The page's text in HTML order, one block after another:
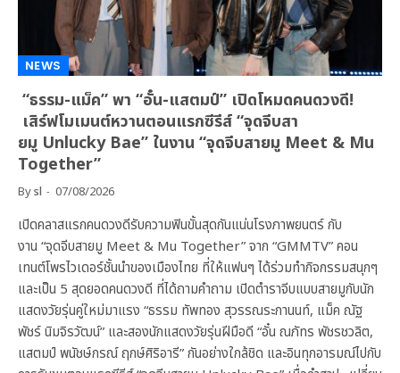
NEWS
“ธรรม-แม็ค” พา “อั๋น-แสตมป์” เปิดโหมดคนดวงดี!
เสิร์ฟโมเมนต์หวานตอนแรกซีรีส์ “จุดจีบสา
ยมู Unlucky Bae” ในงาน “จุดจีบสายมู Meet & Mu
Together”
Bysl 07/08/2026
เปิดคลาสแรกคนดวงดีรับความฟินขั้นสุดกันแน่นโรงภาพยนตร์ กับ
งาน “จุดจีบสายมู Meet & Mu Together” จาก “GMMTV” คอน
เทนต์โพรไวเดอร์ชั้นนำของเมืองไทย ที่ให้แฟนๆ ได้ร่วมทำกิจกรรมสนุกๆ
และเป็น 5 สุดยอดคนดวงดี ที่ได้ถามคำถาม เปิดตำราจีบแบบสายมูกับนัก
แสดงวัยรุ่นคู่ใหม่มาแรง “ธรรม ทัพทอง สุวรรณระกานนท์, แม็ค ณัฐ
พัชร์ นิมจิรวัฒน์” และสองนักแสดงวัยรุ่นฝีมือดี “อั๋น ณภัทร พัชรชวลิต,
แสตมป์ พนัชษ์กรณ์ ฤกษ์ศิริอารี” กันอย่างใกล้ชิด และอินทุกอารมณ์ไปกับ